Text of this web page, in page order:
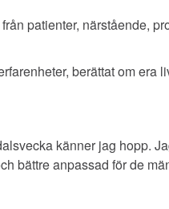
patienter, närstående,
berättat om era
känner jag hopp.
bättre anpassad för de